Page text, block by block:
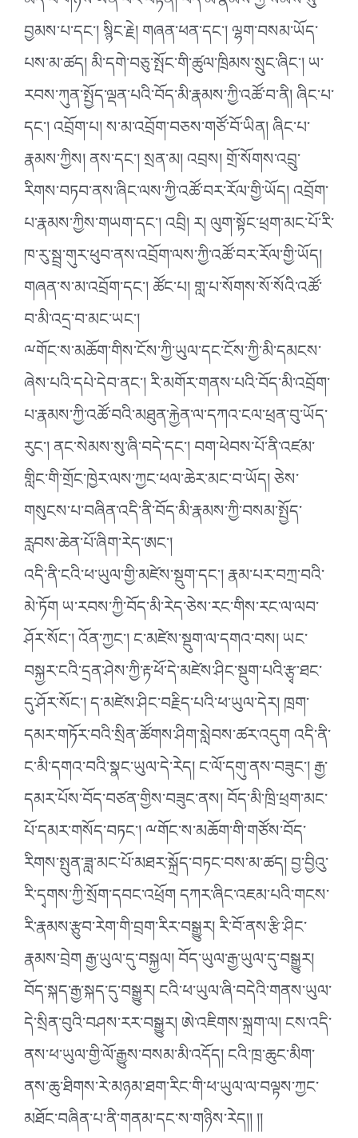
བྱམས་པ་དང༌། སྙིང་རྗེ། གཞན་ཕན་དང༌། ལྷག་བསམ་ཡོད་
པས་མ་ཚད། མི་དགེ་བཅུ་སྤོང་གི་ཚུལ་ཁྲིམས་སྲུང་ཞིང༌། ཡ་
རབས་ཀུན་སྤྱོད་ལྡན་པའི་བོད་མི་རྣམས་ཀྱི་འཚོ་བ་ནི། ཞིང་པ་
དང༌། འབྲོག་པ། ས་མ་འབྲོག་བཅས་གཙོ་བོ་ཡིན། ཞིང་པ་
རྣམས་ཀྱིས། ནས་དང༌། སྲན་མ། འབྲས། གྲོ་སོགས་འབྲུ་
རིགས་བཏབ་ནས་ཞིང་ལས་ཀྱི་འཚོ་བར་རོལ་གྱི་ཡོད། འབྲོག་
པ་རྣམས་ཀྱིས་གཡག་དང༌། འབྲི། ར། ལུག་སྟོང་ཕྲག་མང་པོ་རི་
ཁ་རུ་སྦྲ་གུར་ཕུབ་ནས་འབྲོག་ལས་ཀྱི་འཚོ་བར་རོལ་གྱི་ཡོད།
གཞན་ས་མ་འབྲོག་དང༌། ཚོང་པ། གླ་པ་སོགས་སོ་སོའི་འཚོ་
བ་མི་འདྲ་བ་མང་ཡང༌།
ྋགོང་ས་མཆོག་གིས་ངོས་ཀྱི་ཡུལ་དང་ངོས་ཀྱི་མི་དམངས་
ཞེས་པའི་དཔེ་དེབ་ནང༌། རི་མགོར་གནས་པའི་བོད་མི་འབྲོག་
པ་རྣམས་ཀྱི་འཚོ་བའི་མཐུན་རྐྱེན་ལ་དཀའ་ངལ་ཕྲན་བུ་ཡོད་
རུང༌། ནང་སེམས་སུ་ཞི་བདེ་དང༌། བག་ཕེབས་པོ་ནི་འཛམ་
གླིང་གི་གྲོང་ཁྱེར་ལས་ཀྱང་ཕལ་ཆེར་མང་བ་ཡོད། ཅེས་
གསུངས་པ་བཞིན་འདི་ནི་བོད་མི་རྣམས་ཀྱི་བསམ་སྤྱོད་
རླབས་ཆེན་པོ་ཞིག་རེད་ཨང༌།
འདི་ནི་ངའི་ཕ་ཡུལ་གྱི་མཛེས་སྡུག་དང༌། རྣམ་པར་བཀྲ་བའི་
མེ་ཏོག ཡ་རབས་ཀྱི་བོད་མི་རེད་ཅེས་རང་གིས་རང་ལ་ལབ་
ཤོར་སོང༌། འོན་ཀྱང༌། ང་མཛེས་སྡུག་ལ་དགའ་བས། ཡང་
བསྐྱར་ངའི་དྲན་ཤེས་ཀྱི་རྟ་ཕོ་དེ་མཛེས་ཤིང་སྡུག་པའི་རྩྭ་ཐང་
དུ་ཤོར་སོང༌། ད་མཛེས་ཤིང་བརྗིད་པའི་ཕ་ཡུལ་དེར། ཁྲག་
དམར་གཏོར་བའི་སྲིན་ཚོགས་ཤིག་སླེབས་ཚར་འདུག འདི་ནི་
ང་མི་དགའ་བའི་སྣང་ཡུལ་དེ་རེད། ང་ལོ་དགུ་ནས་བཟུང༌། རྒྱ་
དམར་པོས་བོད་བཙན་གྱིས་བཟུང་ནས། བོད་མི་ཁྲི་ཕྲག་མང་
པོ་དམར་གསོད་བཏང༌། ྋགོང་ས་མཆོག་གི་གཙོས་བོད་
རིགས་སྤུན་ཟླ་མང་པོ་མཐར་སྐྲོད་བཏང་བས་མ་ཚད། བྱ་བྱིའུ་
རི་དྭགས་ཀྱི་སྲོག་དབང་འཕྲོག དཀར་ཞིང་འཇམ་པའི་གངས་
རི་རྣམས་རྩུབ་རེག་གི་བྲག་རིར་བསྒྱུར། རི་བོ་ནས་རྩི་ཤིང་
རྣམས་བྲེག རྒྱ་ཡུལ་དུ་བསྐྱལ། བོད་ཡུལ་རྒྱ་ཡུལ་དུ་བསྒྱུར།
བོད་སྐད་རྒྱ་སྐད་དུ་བསྒྱུར། ངའི་ཕ་ཡུལ་ཞི་བདེའི་གནས་ཡུལ་
དེ་སྲིན་བུའི་བཤས་རར་བསྒྱུར། ཨེ་འཇིགས་སྐྲག་ལ། ངས་འདི་
ནས་ཕ་ཡུལ་གྱི་ལོ་རྒྱུས་བསམ་མི་འདོད། ངའི་ཁྲ་ཆུང་མིག་
ནས་ཆུ་ཐིགས་རེ་མཉམ་ཐག་རིང་གི་ཕ་ཡུལ་ལ་བལྟས་ཀྱང་
མཐོང་བཞིན་པ་ནི་གནམ་དང་ས་གཉིས་རེད།། །།